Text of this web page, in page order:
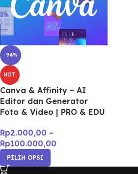
-94%
HOT
Canva & Affinity – AI
Editor dan Generator
Foto & Video | PRO & EDU
Rp2.000,00 –
Rp100.000,00
PILIH OPSI